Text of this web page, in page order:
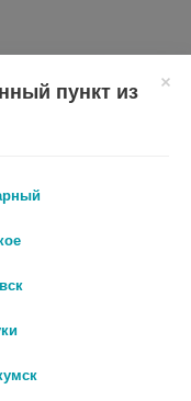
пункт из